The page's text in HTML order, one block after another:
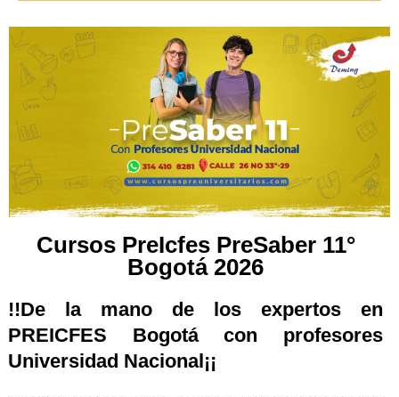
Cursos PreIcfes PreSaber 11°
Bogotá 2026
!!De la mano de los expertos en
PREICFES Bogotá con profesores
Universidad Nacional¡¡